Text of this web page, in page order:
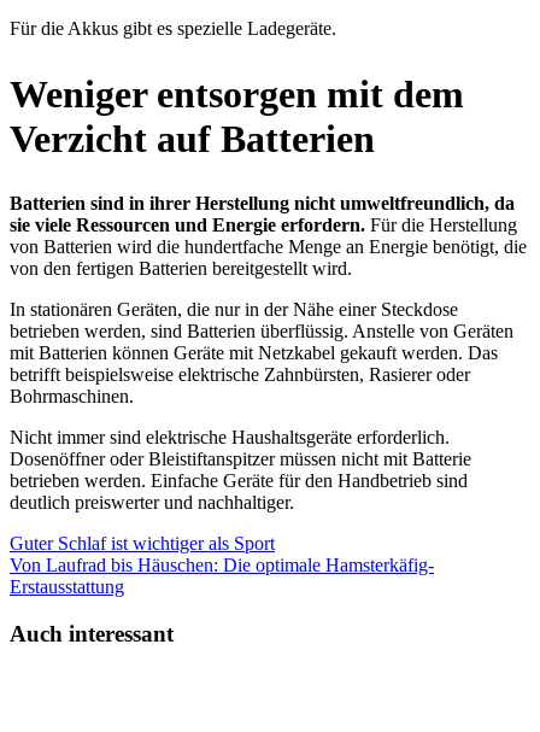
Für die Akkus gibt es spezielle Ladegeräte.
Weniger entsorgen mit dem
Verzicht auf Batterien
Batterien sind in ihrer Herstellung nicht umweltfreundlich, da
sie viele Ressourcen und Energie erfordern. Für die Herstellung
von Batterien wird die hundertfache Menge an Energie benötigt, die
von den fertigen Batterien bereitgestellt wird.
In stationären Geräten, die nur in der Nähe einer Steckdose
betrieben werden, sind Batterien überflüssig. Anstelle von Geräten
mit Batterien können Geräte mit Netzkabel gekauft werden. Das
betrifft beispielsweise elektrische Zahnbürsten, Rasierer oder
Bohrmaschinen.
Nicht immer sind elektrische Haushaltsgeräte erforderlich.
Dosenöffner oder Bleistiftanspitzer müssen nicht mit Batterie
betrieben werden. Einfache Geräte für den Handbetrieb sind
deutlich preiswerter und nachhaltiger.
Guter Schlaf ist wichtiger als Sport
Von Laufrad bis Häuschen: Die optimale Hamsterkäfig-
Erstausstattung
Auch interessant